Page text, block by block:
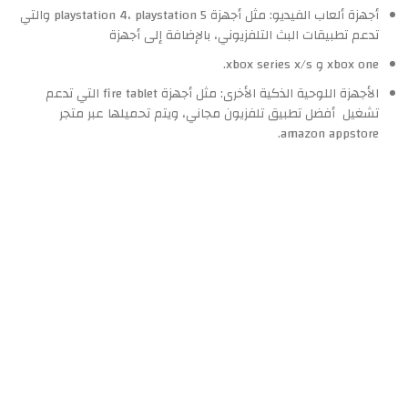
أجهزة ألعاب الفيديو: مثل أجهزة playstation 4، playstation 5 والتي
تدعم تطبيقات البث التلفزيوني، بالإضافة إلى أجهزة
xbox one و xbox series x/s.
الأجهزة اللوحية الذكية الأخرى: مثل أجهزة fire tablet التي تدعم
تشغيل أفضل تطبيق تلفزيون مجاني، ويتم تحميلها عبر متجر
amazon appstore.